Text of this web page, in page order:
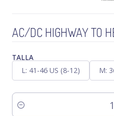
AC/DC HIGHWAY TO
TALLA
L: 41-46 US (8-12)
M:
Cantidad